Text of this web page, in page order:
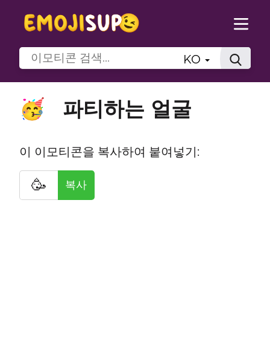
KO
🥳 파티하는 얼굴
이 이모티콘을 복사하여 붙여넣기:
🥳 복사